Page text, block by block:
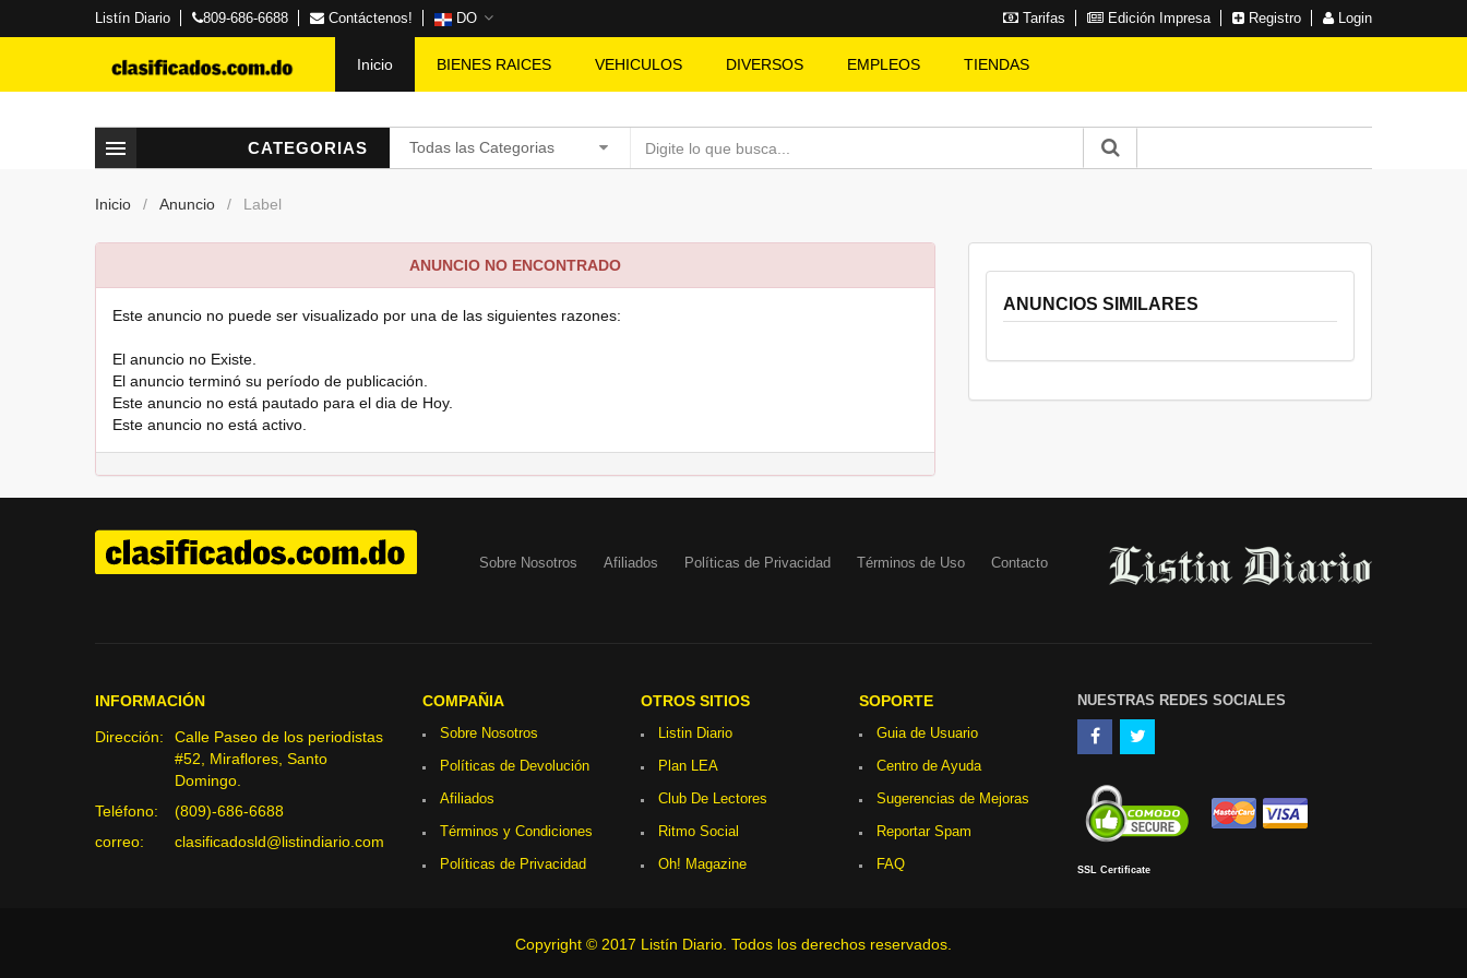
Listín Diario 809-686-6688 Contáctenos! DO Tarifas Edición Impresa Registro Login
Inicio BIENES RAICES VEHICULOS DIVERSOS EMPLEOS TIENDAS
CATEGORIAS Todas las Categorias
Inicio Anuncio Label
ANUNCIO NO ENCONTRADO
Este anuncio no puede ser visualizado por una de las siguientes razones:
El anuncio no Existe.
El anuncio terminó su período de publicación.
Este anuncio no está pautado para el dia de Hoy.
Este anuncio no está activo.
ANUNCIOS SIMILARES
Sobre Nosotros Afiliados Políticas de Privacidad Términos de Uso Contacto
INFORMACIÓN
Dirección:
Calle Paseo de los periodistas
#52, Miraflores, Santo
Domingo.
Teléfono:
(809)-686-6688
correo:
clasificadosld@listindiario.com
COMPAÑIA
Sobre Nosotros
Políticas de Devolución
Afiliados
Términos y Condiciones
Políticas de Privacidad
OTROS SITIOS
Listin Diario
Plan LEA
Club De Lectores
Ritmo Social
Oh! Magazine
SOPORTE
Guia de Usuario
Centro de Ayuda
Sugerencias de Mejoras
Reportar Spam
FAQ
NUESTRAS REDES SOCIALES
SSL Certificate
Copyright © 2017 Listín Diario. Todos los derechos reservados.